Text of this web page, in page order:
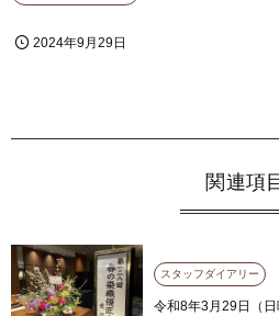
2024年9月29日
関連項目
スタッフダイアリー
令和8年3月29日（日